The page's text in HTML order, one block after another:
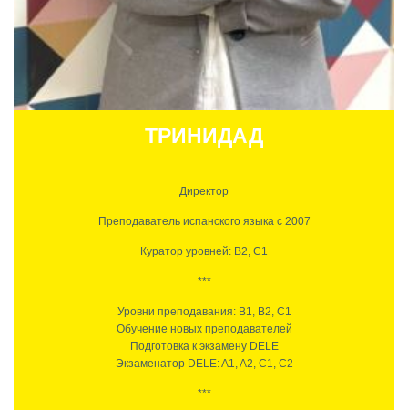
Убеждена, что у каждого человека есть положительная сторона,
на которую можно опереться и достичь успеха. Великодушная.
Успевает вести большие и маленькие проекты.
ТРИНИДАД
Директор
Преподаватель испанского языка с 2007
Куратор уровней: B2, C1
***
Уровни преподавания: B1, B2, C1
Обучение новых преподавателей
Подготовка к экзамену DELE
Экзаменатор DELE: A1, A2, C1, C2
***